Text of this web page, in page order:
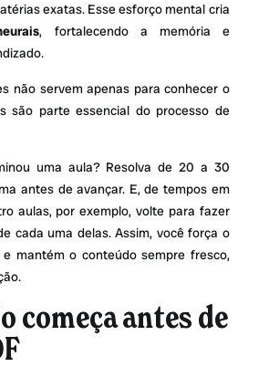
exatas. Esse esforço mental cria
, fortalecendo a memória e
não servem apenas para conhecer o
são parte essencial do processo de
uma aula? Resolva de 20 a 30
antes de avançar. E, de tempos em
aulas, por exemplo, volte para fazer
cada uma delas. Assim, você força o
mantém o conteúdo sempre fresco,
começa antes de